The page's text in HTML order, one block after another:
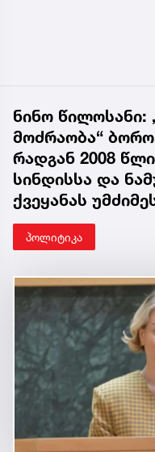
ნინო წილოსანი:
მოძრაობა“
რადგან 2008
სინდისსა და
ქვეყანას
პოლიტიკა